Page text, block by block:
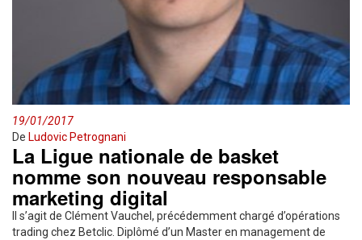
19/01/2017
De Ludovic Petrognani
La Ligue nationale de basket
nomme son nouveau responsable
marketing digital
Il s’agit de Clément Vauchel, précédemment chargé d’opérations
trading chez Betclic. Diplômé d’un Master en management de